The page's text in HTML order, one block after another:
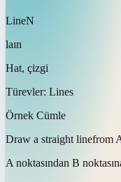
LineN
laɪn
Hat, çizgi
Türevler: Lines
Örnek Cümle
Draw a straight linefrom
A noktasından B